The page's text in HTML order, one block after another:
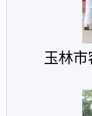
玉林